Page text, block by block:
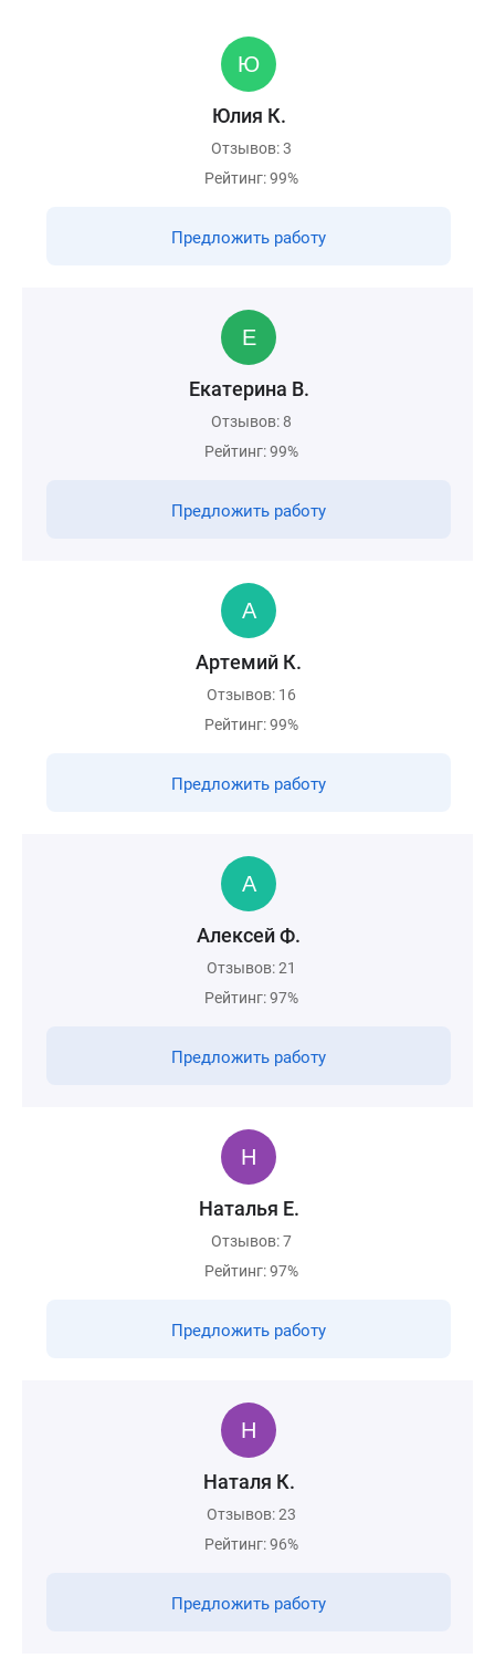
Юлия К.
Отзывов: 3
Рейтинг: 99%
Предложить работу
Екатерина В.
Отзывов: 8
Рейтинг: 99%
Предложить работу
Артемий К.
Отзывов: 16
Рейтинг: 99%
Предложить работу
Алексей Ф.
Отзывов: 21
Рейтинг: 97%
Предложить работу
Наталья Е.
Отзывов: 7
Рейтинг: 97%
Предложить работу
Наталя К.
Отзывов: 23
Рейтинг: 96%
Предложить работу